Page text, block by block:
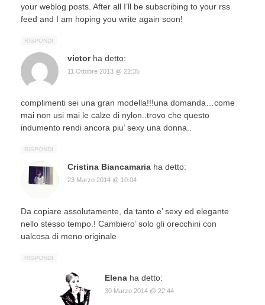
your weblog posts. After all I’ll be subscribing to your rss
feed and I am hoping you write again soon!
RISPONDI
victor ha detto:
11 Ottobre 2013 @ 22:35
complimenti sei una gran modella!!!una domanda…come
mai non usi mai le calze di nylon..trovo che questo
indumento rendi ancora piu’ sexy una donna..
RISPONDI
Cristina Biancamaria ha detto:
23 Marzo 2014 @ 10:04
Da copiare assolutamente, da tanto e’ sexy ed elegante
nello stesso tempo.! Cambiero’ solo gli orecchini con
ualcosa di meno originale
RISPONDI
Elena ha detto:
30 Marzo 2014 @ 22:44